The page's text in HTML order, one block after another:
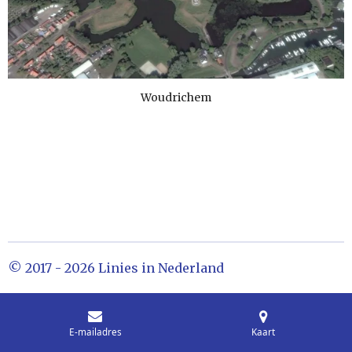
Woudrichem
© 2017 - 2026 Linies in Nederland
E-mailadres Kaart